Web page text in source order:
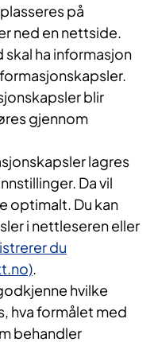
på
ned en nettside.
ha informasjon
blir
gjennom
lagres
Da vil
optimalt. Du kan
i nettleseren eller
du
.
hvilke
hva formålet med
behandler